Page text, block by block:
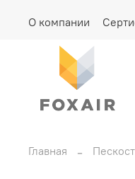
О компании
Главная